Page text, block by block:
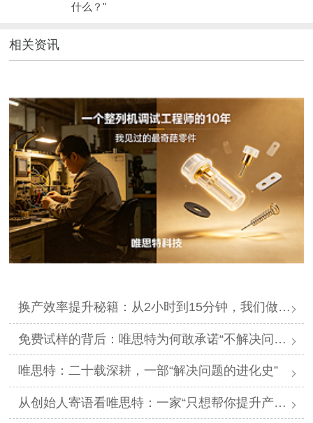
什么？"
相关资讯
换产效率提升秘籍：从2小时到15分钟，我们做了什么？
免费试样的背后：唯思特为何敢承诺“不解决问题不收钱”？
唯思特：二十载深耕，一部“解决问题的进化史”
从创始人寄语看唯思特：一家“只想帮你提升产能效率”的良心厂家